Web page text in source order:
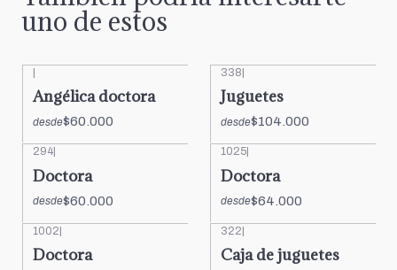
uno de estos
Angélica doctora
desde$60.000
338
Juguetes
desde$104.000
294
Doctora
desde$60.000
1025
Doctora
desde$64.000
1002|
Doctora
322|
Caja de juguetes